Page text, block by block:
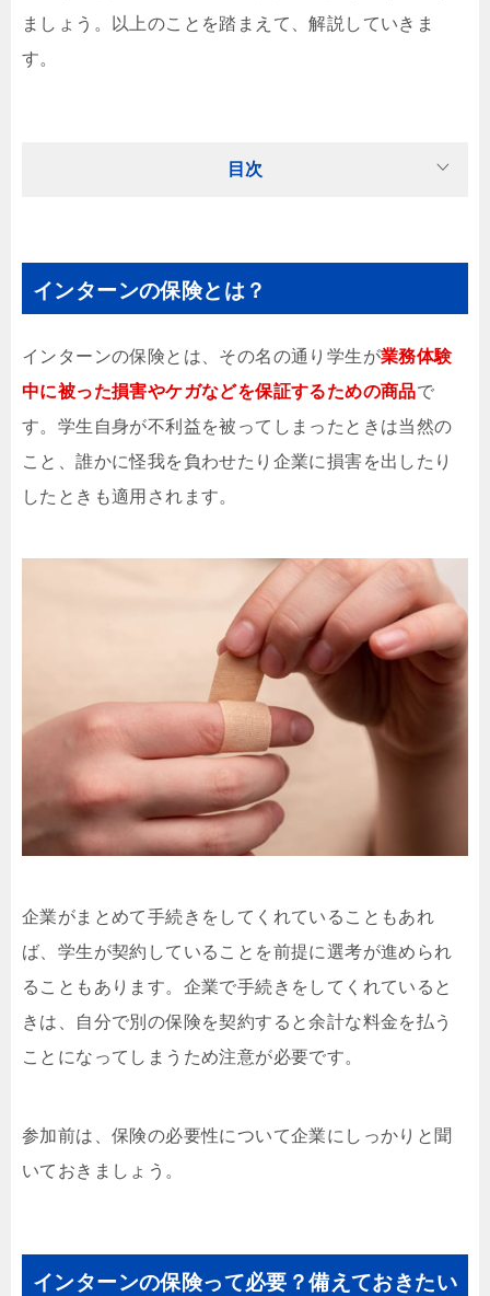
ましょう。以上のことを踏まえて、解説していきま
す。
目次
インターンの保険とは？
インターンの保険とは、その名の通り学生が業務体験
中に被った損害やケガなどを保証するための商品で
す。学生自身が不利益を被ってしまったときは当然の
こと、誰かに怪我を負わせたり企業に損害を出したり
したときも適用されます。
企業がまとめて手続きをしてくれていることもあれ
ば、学生が契約していることを前提に選考が進められ
ることもあります。企業で手続きをしてくれていると
きは、自分で別の保険を契約すると余計な料金を払う
ことになってしまうため注意が必要です。
参加前は、保険の必要性について企業にしっかりと聞
いておきましょう。
インターンの保険って必要？備えておきたい